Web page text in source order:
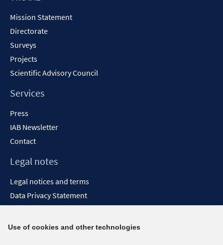
Mission Statement
Directorate
Surveys
Projects
Scientific Advisory Council
Services
Press
IAB Newsletter
Contact
Legal notes
Legal notices and terms
Data Privacy Statement
Report Accessibility
Use of cookies and other technologies